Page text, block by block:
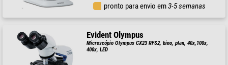
pronto para envio em3-5 semanas
Evident Olympus
Microscópio Olympus CX23 RFS2, bino, plan, 40x,100x,
400x, LED